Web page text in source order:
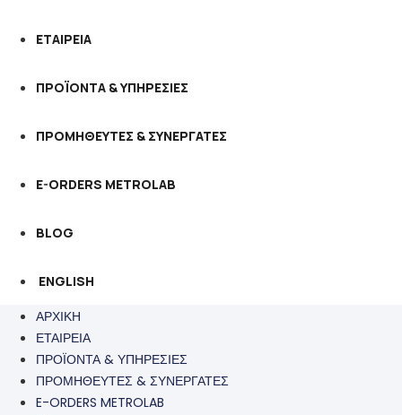
ΕΤΑΙΡΕΙΑ
ΠΡΟΪΟΝΤΑ & ΥΠΗΡΕΣΙΕΣ
ΠΡΟΜΗΘΕΥΤΕΣ & ΣΥΝΕΡΓΑΤΕΣ
E-ORDERS METROLAB
BLOG
ENGLISH
ΑΡΧΙΚΗ
ΕΤΑΙΡΕΙΑ
ΠΡΟΪΟΝΤΑ & ΥΠΗΡΕΣΙΕΣ
ΠΡΟΜΗΘΕΥΤΕΣ & ΣΥΝΕΡΓΑΤΕΣ
E-ORDERS METROLAB